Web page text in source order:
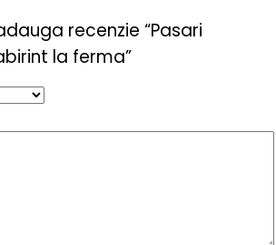
recenzie “Pasari
la ferma”